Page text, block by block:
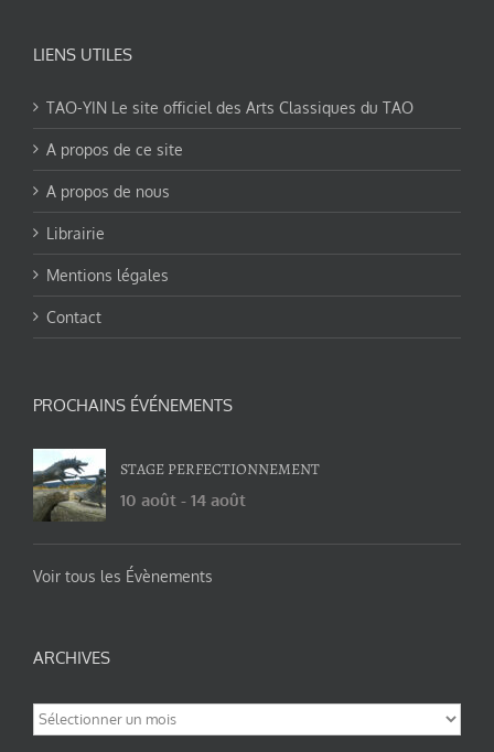
LIENS UTILES
TAO-YIN Le site officiel des Arts Classiques du TAO
A propos de ce site
A propos de nous
Librairie
Mentions légales
Contact
PROCHAINS ÉVÉNEMENTS
STAGE PERFECTIONNEMENT
10 août - 14 août
Voir tous les Évènements
ARCHIVES
Archives